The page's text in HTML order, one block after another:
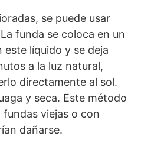
se puede usar
funda se coloca en un
líquido y se deja
a la luz natural,
directamente al sol.
y seca. Este método
viejas o con
dañarse.